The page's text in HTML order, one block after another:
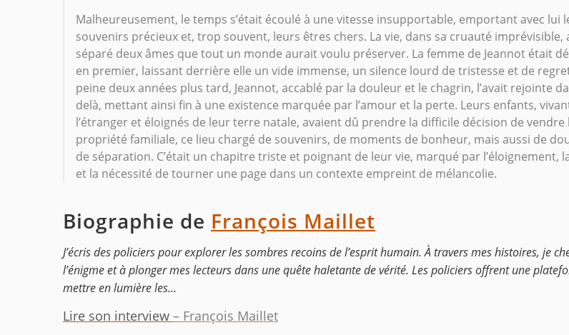
Malheureusement, le temps s’était écoulé à une vitesse insupportable, emportant avec lui
souvenirs précieux et, trop souvent, leurs êtres chers. La vie, dans sa cruauté imprévisible,
séparé deux âmes que tout un monde aurait voulu préserver. La femme de Jeannot était
en premier, laissant derrière elle un vide immense, un silence lourd de tristesse et de
peine deux années plus tard, Jeannot, accablé par la douleur et le chagrin, l’avait rejointe
delà, mettant ainsi fin à une existence marquée par l’amour et la perte. Leurs enfants,
l’étranger et éloignés de leur terre natale, avaient dû prendre la difficile décision de vendre
propriété familiale, ce lieu chargé de souvenirs, de moments de bonheur, mais aussi de
de séparation. C’était un chapitre triste et poignant de leur vie, marqué par l’éloignement,
et la nécessité de tourner une page dans un contexte empreint de mélancolie.
Biographie de François Maillet
J’écris des policiers pour explorer les sombres recoins de l’esprit humain. À travers mes histoires, je
l’énigme et à plonger mes lecteurs dans une quête haletante de vérité. Les policiers offrent une
mettre en lumière les...
Lire son interview – François Maillet